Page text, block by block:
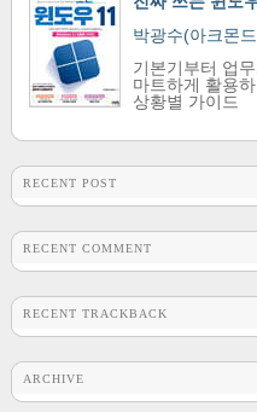
박광수(아크몬
기본기부터 업
마트하게 활용
상황별 가이드
RECENT POST
RECENT COMMENT
RECENT TRACKBACK
ARCHIVE